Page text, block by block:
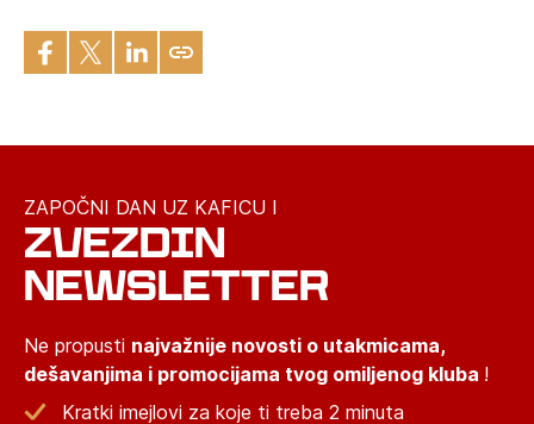
ZAPOČNI DAN UZ KAFICU I
ZVEZDIN
NEWSLETTER
Ne propusti najvažnije novosti o utakmicama,
dešavanjima i promocijama tvog omiljenog kluba !
Kratki imejlovi za koje ti treba 2 minuta